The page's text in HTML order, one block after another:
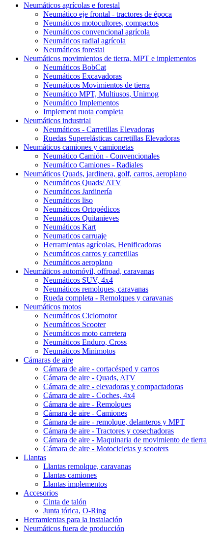
Neumáticos agrícolas e forestal
Neumático eje frontal - tractores de época
Neumáticos motocultores, compactos
Neumáticos convencional agrícola
Neumáticos radial agrícola
Neumáticos forestal
Neumáticos movimientos de tierra, MPT e implementos
Neumáticos BobCat
Neumáticos Excavadoras
Neumáticos Movimientos de tierra
Neumático MPT, Multiusos, Unimog
Neumático Implementos
Implement ruota completa
Neumáticos industrial
Neumáticos - Carretillas Elevadoras
Ruedas Superelásticas carretillas Elevadoras
Neumáticos camiones y camionetas
Neumático Camión - Convencionales
Neumático Camiones - Radiales
Neumáticos Quads, jardinera, golf, carros, aeroplano
Neumáticos Quads/ ATV
Neumáticos Jardinería
Neumáticos liso
Neumáticos Ortopédicos
Neumáticos Quitanieves
Neumáticos Kart
Neumaticos carruaje
Herramientas agrícolas, Henificadoras
Neumáticos carros y carretillas
Neumáticos aeroplano
Neumáticos automóvil, offroad, caravanas
Neumáticos SUV, 4x4
Neumáticos remolques, caravanas
Rueda completa - Remolques y caravanas
Neumáticos motos
Neumáticos Ciclomotor
Neumáticos Scooter
Neumáticos moto carretera
Neumáticos Enduro, Cross
Neumáticos Minimotos
Cámaras de aire
Cámara de aire - cortacésped y carros
Cámara de aire - Quads, ATV
Cámara de aire - elevadoras y compactadoras
Cámara de aire - Coches, 4x4
Cámara de aire - Remolques
Cámara de aire - Camiones
Cámara de aire - remolque, delanteros y MPT
Cámara de aire - Tractores y cosechadoras
Cámara de aire - Maquinaria de movimiento de tierra
Cámara de aire - Motocicletas y scooters
Llantas
Llantas remolque, caravanas
Llantas camiones
Llantas implementos
Accesorios
Cinta de talón
Junta tórica, O-Ring
Herramientas para la instalación
Neumáticos fuera de producción